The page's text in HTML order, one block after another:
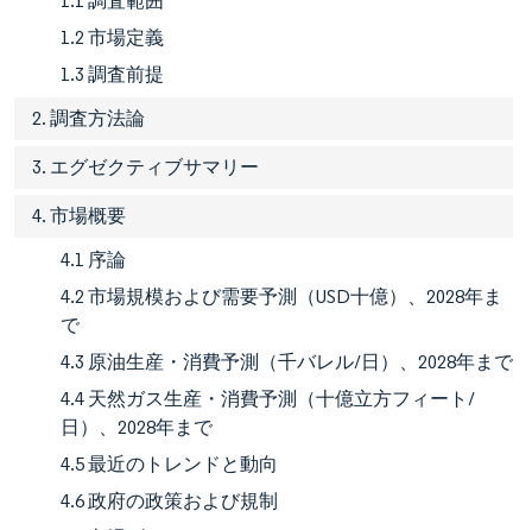
1.2 市場定義
1.3 調査前提
2. 調査方法論
3. エグゼクティブサマリー
4. 市場概要
4.1 序論
4.2 市場規模および需要予測（USD十億）、2028年ま
で
4.3 原油生産・消費予測（千バレル/日）、2028年まで
4.4 天然ガス生産・消費予測（十億立方フィート/
日）、2028年まで
4.5 最近のトレンドと動向
4.6 政府の政策および規制